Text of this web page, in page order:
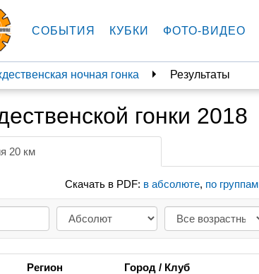
СОБЫТИЯ КУБКИ ФОТО-ВИДЕО
ночная гонка Результаты
гонки 2018
20 км
Скачать в PDF: в абсолюте, по группам
Регион Город / Клуб